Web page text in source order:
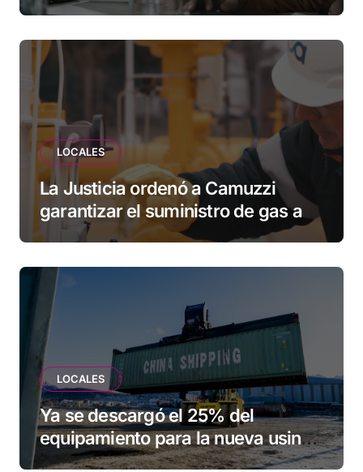
Municipio: “Vuoto deja afuera a
esperando”
LOCALES
La Justicia ordenó a Camuzzi
garantizar el suministro de gas a
una familia de Tolhuin
LOCALES
Ya se descargó el 25% del
equipamiento para la nueva usina
de Ushuaia